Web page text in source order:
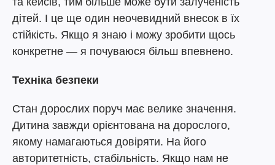
дітей. І це ще один неочевидний внесок в їх
стійкість. Якщо я знаю і можу зробити щось
конкретне — я почуваюся більш впевнено.
Техніка безпеки
Стан дорослих поруч має велике значення.
Дитина завжди орієнтована на дорослого,
якому намагаються довіряти. На його
авторитетність, стабільність. Якщо нам не